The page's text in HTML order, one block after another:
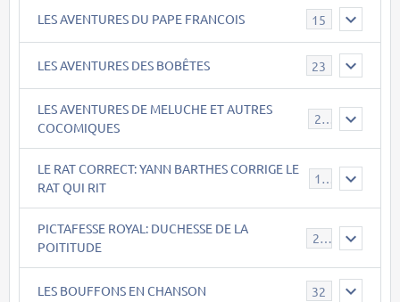
LES AVENTURES DU PAPE FRANCOIS 15
LES AVENTURES DES BOBÊTES 23
LES AVENTURES DE MELUCHE ET AUTRES
COCOMIQUES
22
LE RAT CORRECT: YANN BARTHES CORRIGE LE
RAT QUI RIT
15
PICTAFESSE ROYAL: DUCHESSE DE LA
POITITUDE
23
LES BOUFFONS EN CHANSON 32